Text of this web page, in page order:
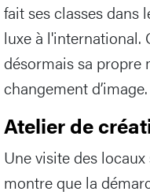
fait ses classes dans
luxe à l'international.
désormais sa propre
changement d’image.
Atelier de
Une visite des
montre que la